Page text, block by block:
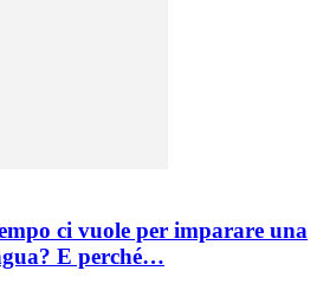
ci vuole per imparare una
E perché…